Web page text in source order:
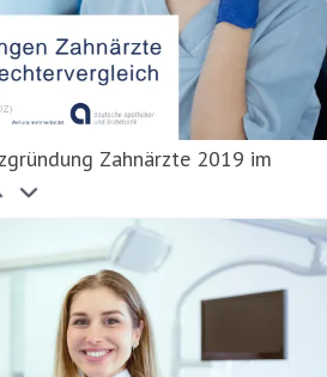
Zahnärzte 2019 im